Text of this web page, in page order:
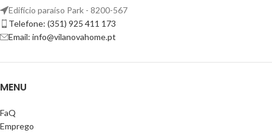
Edifício paraíso Park - 8200-567
Telefone: (351) 925 411 173
Email: info@vilanovahome.pt
MENU
FaQ
Emprego